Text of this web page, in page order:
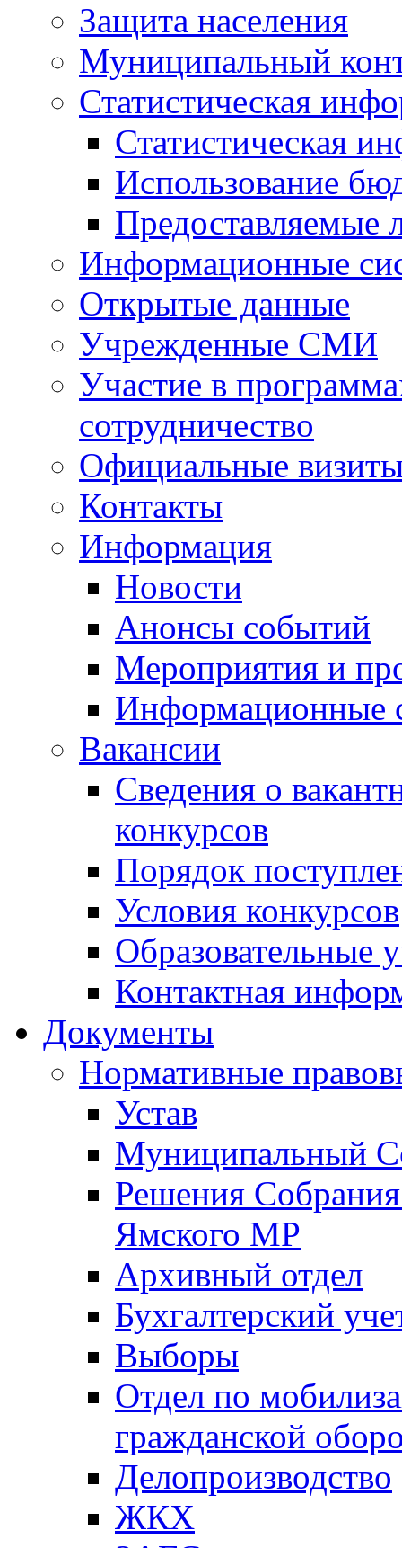
Защита населения
Муниципальный
Статистическая
Статистическая
Использование
Предоставляемые
Информационные
Открытые данные
Учрежденные СМИ
Участие в
сотрудничество
Официальные
Контакты
Информация
Новости
Анонсы событий
Мероприятия и
Информационные
Вакансии
Сведения о
конкурсов
Порядок
Условия конкурсов
Образовательные
Контактная
Документы
Нормативные
Устав
Муниципальный
Решения
Ямского МР
Архивный отдел
Бухгалтерский
Выборы
Отдел по
гражданской
Делопроизводство
ЖКХ